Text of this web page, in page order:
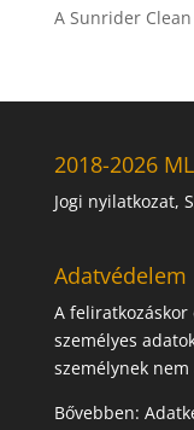
A Sunrider
2018-2026
Jogi nyilatkozat,
Adatvédelem
A
személyes
személynek
Bővebben: